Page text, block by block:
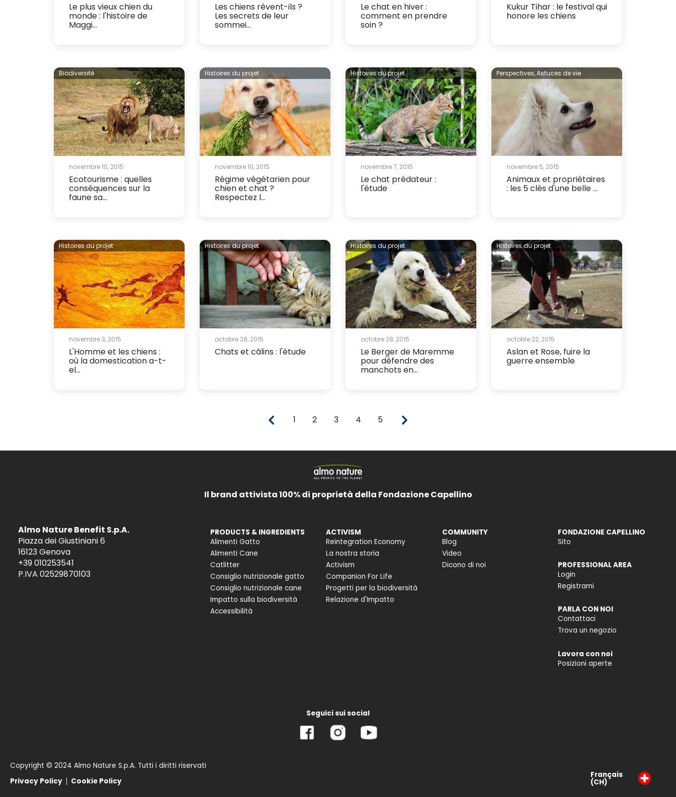
Le plus vieux chien du
monde : l'histoire de
Maggi...
Les chiens rêvent-ils ?
Les secrets de leur
sommei...
Le chat en hiver :
comment en prendre
soin ?
Kukur Tihar : le festival qui
honore les chiens
Biodiversité
novembre 10, 2015
Ecotourisme : quelles
conséquences sur la
faune sa...
Histoires du projet
novembre 10, 2015
Régime végétarien pour
chien et chat ?
Respectez l...
Histoires du projet
novembre 7, 2015
Le chat prédateur :
l'étude
Perspectives,Astuces de vie
novembre 5, 2015
Animaux et propriétaires
: les 5 clés d'une belle ...
Histoires du projet
novembre 3, 2015
L'Homme et les chiens :
où la domestication a-t-
el...
Histoires du projet
octobre 28, 2015
Chats et câlins : l'étude
Histoires du projet
octobre 28, 2015
Le Berger de Maremme
pour défendre des
manchots en...
Histoires du projet
octobre 22, 2015
Aslan et Rose, fuire la
guerre ensemble
1 2 3 4 5
Il brand attivista 100% di proprietà della Fondazione Capellino
Almo Nature Benefit S.p.A.
Piazza dei Giustiniani 6
16123 Genova
+39 010253541
P.IVA 02529870103
PRODUCTS & INGREDIENTS
Alimenti Gatto
Alimenti Cane
Catlitter
Consiglio nutrizionale gatto
Consiglio nutrizionale cane
Impatto sulla biodiversità
Accessibilità
ACTIVISM
Reintegration Economy
La nostra storia
Activism
Companion For Life
Progetti per la biodiversità
Relazione d'Impatto
COMMUNITY
Blog
Video
Dicono di noi
FONDAZIONE CAPELLINO
Sito
PROFESSIONAL AREA
Login
Registrami
PARLA CON NOI
Contattaci
Trova un negozio
Lavora con noi
Posizioni aperte
Seguici sui social
Copyright © 2024 Almo Nature S.p.A. Tutti i diritti riservati
Privacy Policy
Cookie Policy
Français
(CH)